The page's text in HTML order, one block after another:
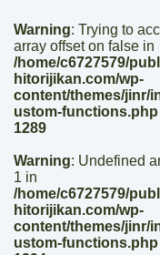
Warning: Trying to
array offset on false in
/home/c6727579/
hitorijikan.com/wp-
content/themes/jinr/
ustom-functions.php
1289
Warning: Undefined
1 in
/home/c6727579/
hitorijikan.com/wp-
content/themes/jinr/
ustom-functions.php